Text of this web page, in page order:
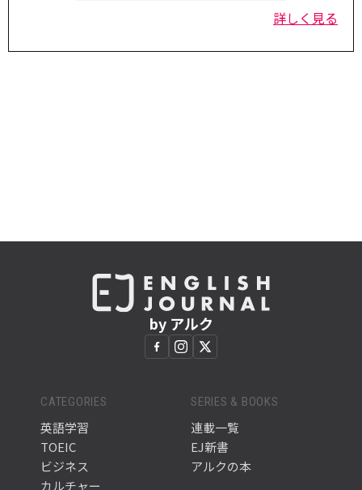
詳しく見る
by アルク
CATEGORIES
英語学習
TOEIC
ビジネス
カルチャー
SERIES & BOOKS
連載一覧
EJ新書
アルクの本